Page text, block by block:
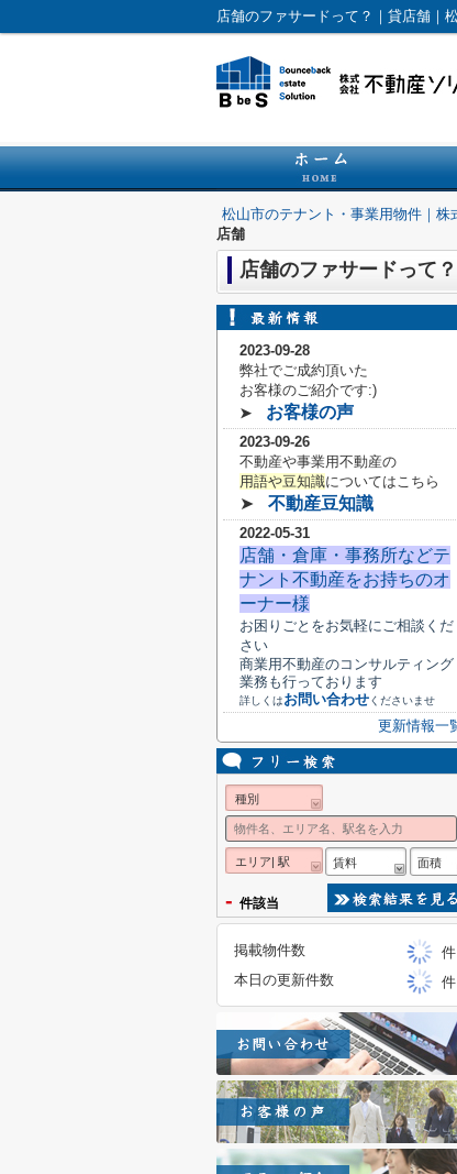
店舗のファサードって？｜貸店舗｜
松山市のテナント・事業用物件｜株
店舗
店舗のファサードって
2023-09-28
弊社でご成約頂いた
お客様のご紹介です:)
➤
お客様の声
2023-09-26
不動産や事業用不動産の
用語や豆知識についてはこちら
➤ 不動産豆知識
2022-05-31
店舗・倉庫・事務所などテ
ナント不動産をお持ちのオ
ーナー様
お困りごとをお気軽にご相談くだ
さい
商業用不動産のコンサルティング
業務も行っております
詳しくはお問い合わせくださいませ
更新情報一
種別
エリア| 駅 賃料 面積
- 件該当
掲載物件数
件
本日の更新件数
件